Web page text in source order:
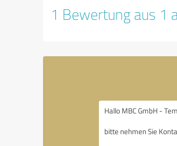
1 Bewertung aus 1